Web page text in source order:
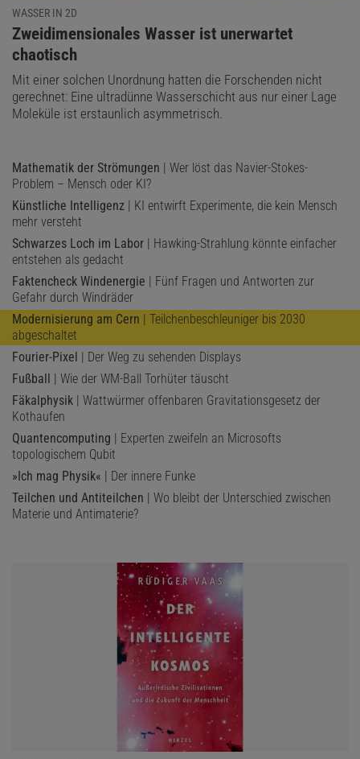
WASSER IN 2D
:
Zweidimensionales Wasser ist unerwartet
chaotisch
Mit einer solchen Unordnung hatten die Forschenden nicht
gerechnet: Eine ultradünne Wasserschicht aus nur einer Lage
Moleküle ist erstaunlich asymmetrisch.
Mathematik der Strömungen | Wer löst das Navier-Stokes-
Problem – Mensch oder KI?
Künstliche Intelligenz | KI entwirft Experimente, die kein Mensch
mehr versteht
Schwarzes Loch im Labor | Hawking-Strahlung könnte einfacher
entstehen als gedacht
Faktencheck Windenergie | Fünf Fragen und Antworten zur
Gefahr durch Windräder
Modernisierung am Cern | Teilchenbeschleuniger bis 2030
abgeschaltet
Fourier-Pixel | Der Weg zu sehenden Displays
Fußball | Wie der WM-Ball Torhüter täuscht
Fäkalphysik | Wattwürmer offenbaren Gravitationsgesetz der
Kothaufen
Quantencomputing | Experten zweifeln an Microsofts
topologischem Qubit
»Ich mag Physik« | Der innere Funke
Teilchen und Antiteilchen | Wo bleibt der Unterschied zwischen
Materie und Antimaterie?